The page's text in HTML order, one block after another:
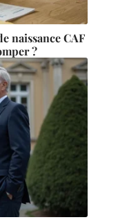
naissance CAF
?